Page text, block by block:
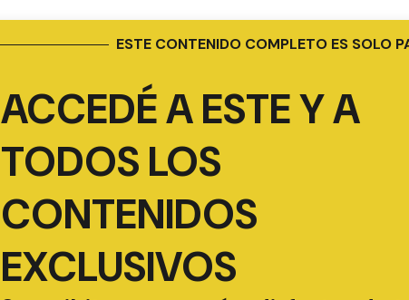
ESTE CONTENIDO COMPLETO ES SOLO
ACCEDÉ A ESTE Y A
TODOS LOS
CONTENIDOS
EXCLUSIVOS